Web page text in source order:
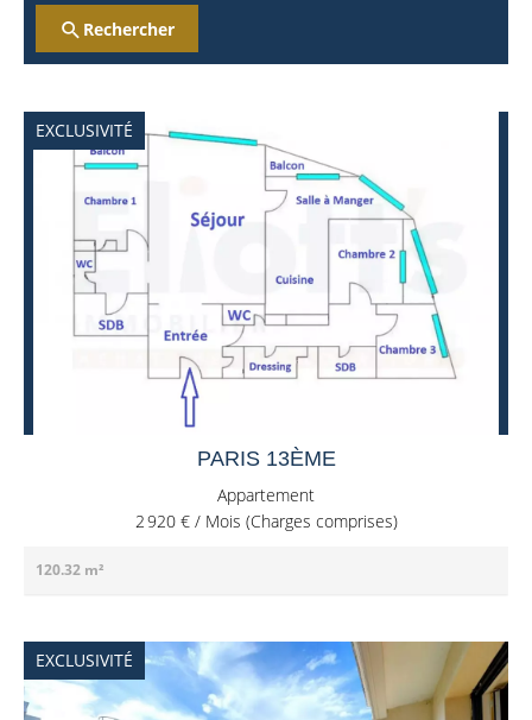
Rechercher
PARIS 13ÈME
Appartement
2 920 € / Mois (Charges comprises)
120.32 m²
EXCLUSIVITÉ
EXCLUSIVITÉ